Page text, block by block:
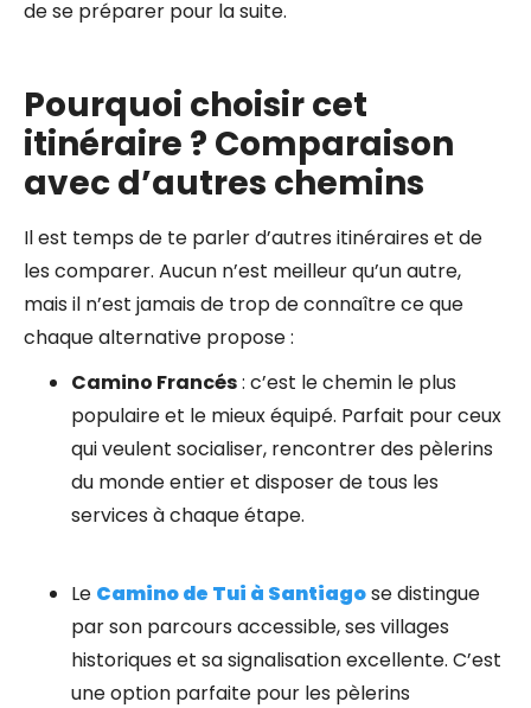
de se préparer pour la suite.
Pourquoi choisir cet
itinéraire ? Comparaison
avec d’autres chemins
Il est temps de te parler d’autres itinéraires et de
les comparer. Aucun n’est meilleur qu’un autre,
mais il n’est jamais de trop de connaître ce que
chaque alternative propose :
Camino Francés: c’est le chemin le plus
populaire et le mieux équipé. Parfait pour ceux
qui veulent socialiser, rencontrer des pèlerins
du monde entier et disposer de tous les
services à chaque étape.
Le Camino de Tui à Santiagose distingue
par son parcours accessible, ses villages
historiques et sa signalisation excellente. C’est
une option parfaite pour les pèlerins